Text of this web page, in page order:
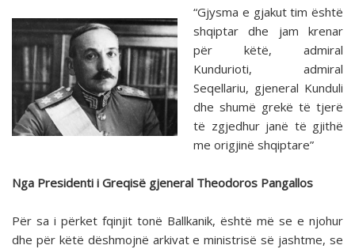
“Gjysma e gjakut tim është
shqiptar dhe jam krenar
për këtë, admiral
Kundurioti, admiral
Seqellariu, gjeneral Kunduli
dhe shumë grekë të tjerë
të zgjedhur janë të gjithë
me origjinë shqiptare”
Nga Presidenti i Greqisë gjeneral Theodoros Pangallos
Për sa i përket fqinjit tonë Ballkanik, është më se e njohur
dhe për këtë dëshmojnë arkivat e ministrisë së jashtme, se